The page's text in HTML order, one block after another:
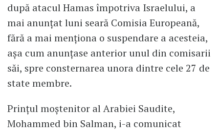
după atacul Hamas împotriva Israelului, a
mai anunţat luni seară Comisia Europeană,
fără a mai menţiona o suspendare a acesteia,
aşa cum anunţase anterior unul din comisarii
săi, spre consternarea unora dintre cele 27 de
state membre.
Prinţul moştenitor al Arabiei Saudite,
Mohammed bin Salman, i-a comunicat